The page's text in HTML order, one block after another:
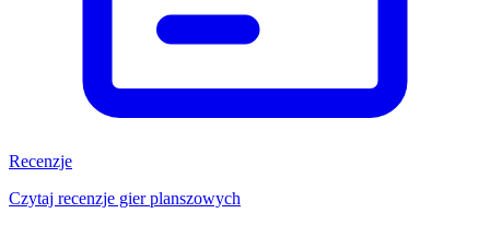
Recenzje
Czytaj recenzje gier planszowych